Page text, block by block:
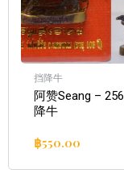
挡降牛
阿赞Seang –
降牛
฿550.00